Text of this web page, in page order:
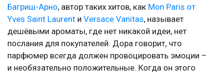
Багриш-Арно, автор таких хитов, как Mon Paris от
Yves Saint Laurent и Versace Vanitas, называет
дешёвыми ароматы, где нет никакой идеи, нет
послания для покупателей. Дора говорит, что
парфюмер всегда должен провоцировать эмоции –
и необязательно положительные. Когда он этого